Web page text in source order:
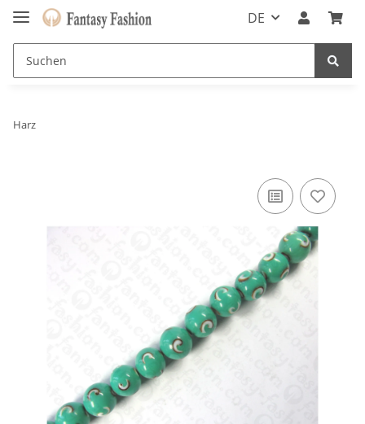
DE
Harz